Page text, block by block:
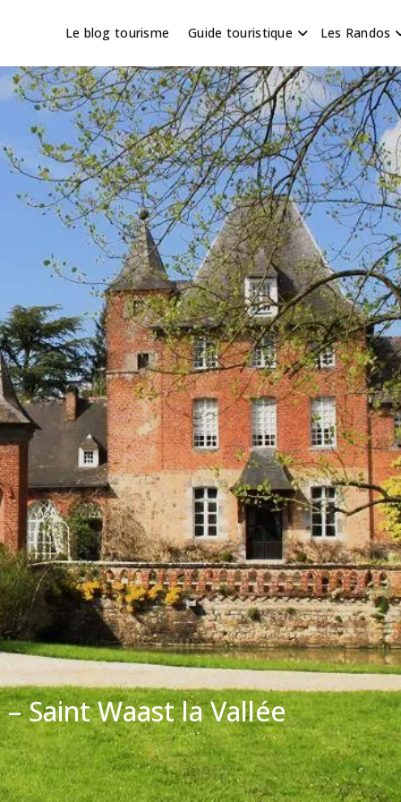
en Hauts de France
Le blog tourisme Guide touristique Les Randos
Saint Waast la Vallée